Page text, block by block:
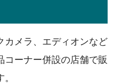
カメラ、エディオンなど
コーナー併設の店舗で販